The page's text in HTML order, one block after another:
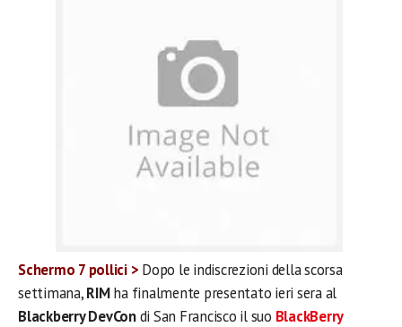
Schermo 7 pollici > Dopo le indiscrezioni della scorsa
settimana,RIMha finalmente presentato ieri sera al
Blackberry DevCondi San Francisco il suo BlackBerry